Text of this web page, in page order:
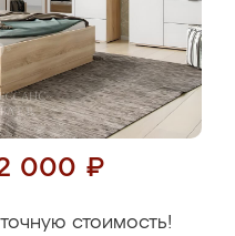
000 ₽
стоимость!